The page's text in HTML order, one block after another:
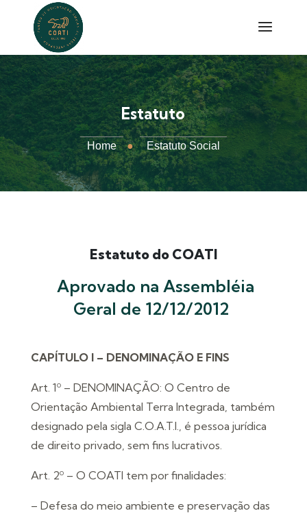
Estatuto
Home ● Estatuto Social
Estatuto do COATI
Aprovado na Assembléia
Geral de 12/12/2012
CAPÍTULO I – DENOMINAÇÃO E FINS
Art. 1º – DENOMINAÇÃO: O Centro de
Orientação Ambiental Terra Integrada, também
designado pela sigla C.O.A.T.I., é pessoa jurídica
de direito privado, sem fins lucrativos.
Art. 2º – O COATI tem por finalidades:
– Defesa do meio ambiente e preservação das